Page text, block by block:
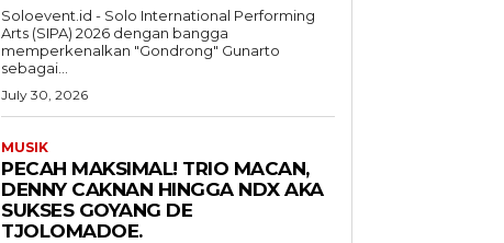
Soloevent.id - Solo International Performing
Arts (SIPA) 2026 dengan bangga
memperkenalkan "Gondrong" Gunarto
sebagai...
July 30, 2026
MUSIK
PECAH MAKSIMAL! TRIO MACAN,
DENNY CAKNAN HINGGA NDX AKA
SUKSES GOYANG DE
TJOLOMADOE.